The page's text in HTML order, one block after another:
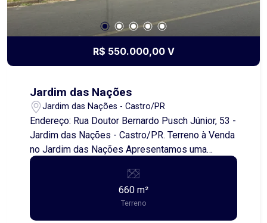
R$ 550.000,00 V
Jardim das Nações
Jardim das Nações - Castro/PR
Endereço: Rua Doutor Bernardo Pusch Júnior, 53 -
Jardim das Nações - Castro/PR. Terreno à Venda
no Jardim das Nações Apresentamos uma
excelente oportunidade de investimento no
Jardim das Nações, um dos bairros mais
valorizados da cidade! Este magnífico terreno
possui 660,00 metros quadrados, com uma
ampla frente de 16,00 metros, ideal para a
660 m²
Terreno